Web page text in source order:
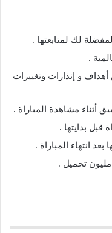
لك لمتابعتها .
.
و إنذارات وتغييرات
أثناء مشاهدة المباراة .
قبل بدايتها .
انتهاء المباراة .